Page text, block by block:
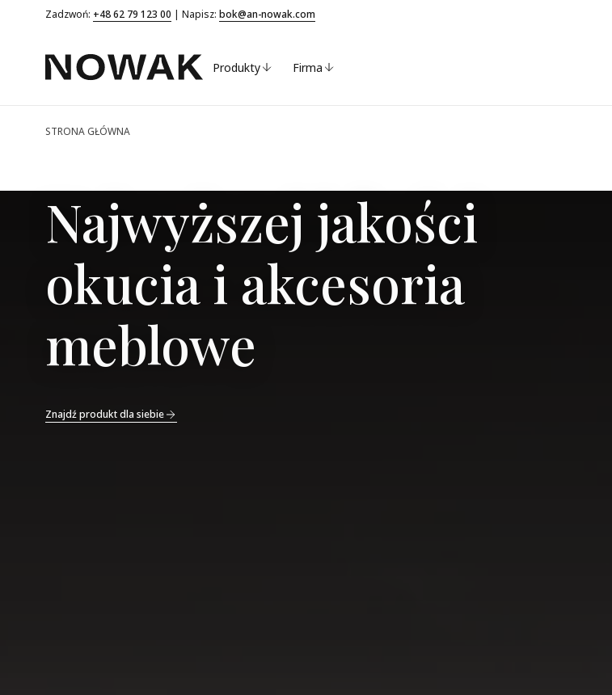
Zadzwoń: +48 62 79 123 00 | Napisz: bok@an-nowak.com
Produkty Firma
STRONA GŁÓWNA
Najwyższej jakości
okucia i akcesoria
meblowe
Znajdź produkt dla siebie